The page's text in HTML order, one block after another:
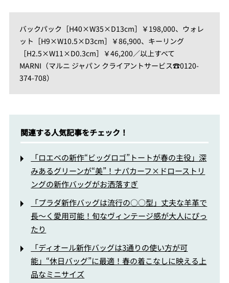
バックパック［H40×W35×D13cm］￥198,000、ウォレ
ット［H9×W10.5×D3cm］￥86,900、キーリング
［H2.5×W11×D0.3cm］￥46,200／以上すべて
MARNI（マルニ ジャパン クライアントサービス☎0120-
374-708）
関連する人気記事をチェック！
「ロエベの新作“ビッグロゴ”トートが春の主役」深
みあるグリーンが“美”！ナパカーフ×ドローストリ
ングの新作バッグがお洒落すぎ
「プラダ新作バッグは流行の○○型」丈夫な羊革で
長～く愛用可能！旬なヴィンテージ感が大人にぴっ
たり
「ディオール新作バッグは3通りの使い方が可
能」“休日バッグ”に最適！春の着こなしに映える上
品なミニサイズ